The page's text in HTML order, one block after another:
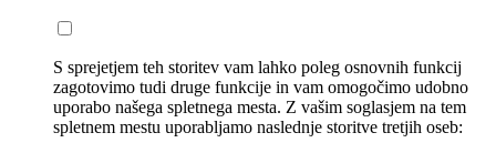
S sprejetjem teh storitev vam lahko poleg osnovnih funkcij
zagotovimo tudi druge funkcije in vam omogočimo udobno
uporabo našega spletnega mesta. Z vašim soglasjem na tem
spletnem mestu uporabljamo naslednje storitve tretjih oseb: